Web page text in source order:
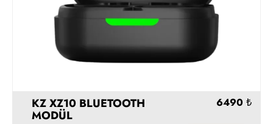
KZ XZ10 BLUETOOTH
MODÜL